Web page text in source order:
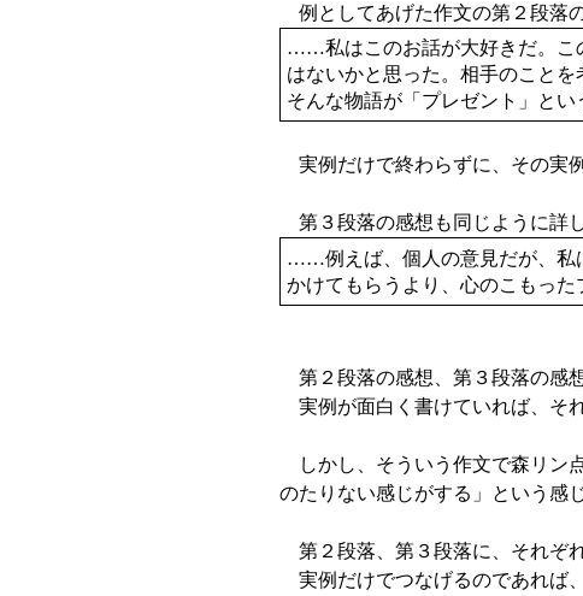
例としてあげた作文の第２段落
……私はこのお話が大好きだ。こ
はないかと思った。相手のこと
そんな物語が「プレゼント」とい
実例だけで終わらずに、その実
第３段落の感想も同じように詳
……例えば、個人の意見だが、私
かけてもらうより、心のこもった
第２段落の感想、第３段落の感
実例が面白く書けていれば、そ
しかし、そういう作文で森リン
のたりない感じがする」という感
第２段落、第３段落に、それぞ
実例だけでつなげるのであれば